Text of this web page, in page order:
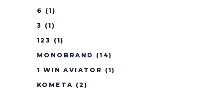
6 (1)
3 (1)
123 (1)
MONOBRAND (14)
1 WIN AVIATOR (1)
KOMETA (2)